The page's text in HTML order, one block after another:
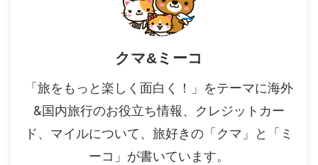
クマ&ミーコ
「旅をもっと楽しく面白く！」をテーマに海外
&国内旅行のお役立ち情報、クレジットカー
ド、マイルについて、旅好きの「クマ」と「ミ
ーコ」が書いています。